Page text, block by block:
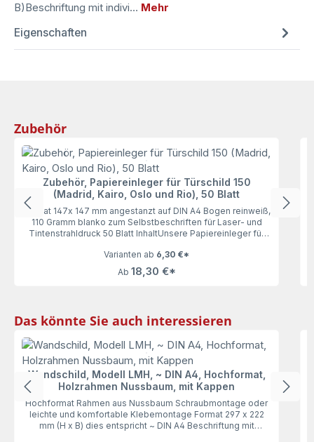
B)Beschriftung mit indivi… Mehr
Eigenschaften
Produktgalerie überspringen
Zubehör
Zubehör, Papiereinleger für Türschild 150
(Madrid, Kairo, Oslo und Rio), 50 Blatt
Format 147x 147 mm angestanzt auf DIN A4 Bogen reinweiß,
110 Gramm blanko zum Selbstbeschriften für Laser- und
Tintenstrahldruck 50 Blatt InhaltUnsere Papiereinleger für
lassen keine Wünsche offen. Mit 110 Gramm haben die
Einleger genau die richtige Stärke zum bequemen
Ausdrucken und Einlegen. Vorgestanzt auf DIN A4 wird die
Varianten ab 6,30 €*
Ab 18,30 €*
Produktgalerie überspringen
Das könnte Sie auch interessieren
Wandschild, Modell LMH, ~ DIN A4, Hochformat,
Holzrahmen Nussbaum, mit Kappen
Hochformat Rahmen aus Nussbaum Schraubmontage oder
leichte und komfortable Klebemontage Format 297 x 222
mm (H x B) dies entspricht ~ DIN A4 Beschriftung mit